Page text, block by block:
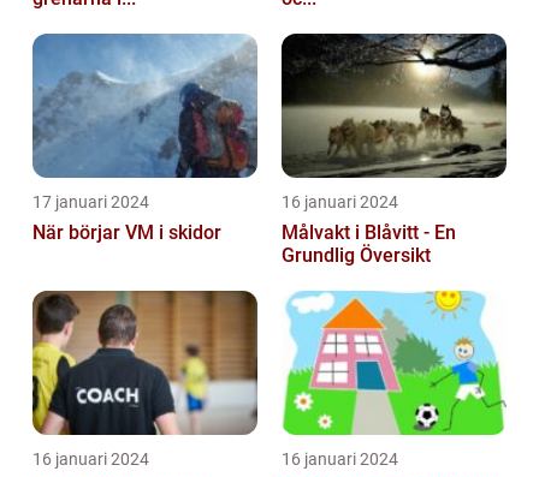
17 januari 2024
När börjar VM i skidor
16 januari 2024
Målvakt i Blåvitt - En
Grundlig Översikt
16 januari 2024 16 januari 2024